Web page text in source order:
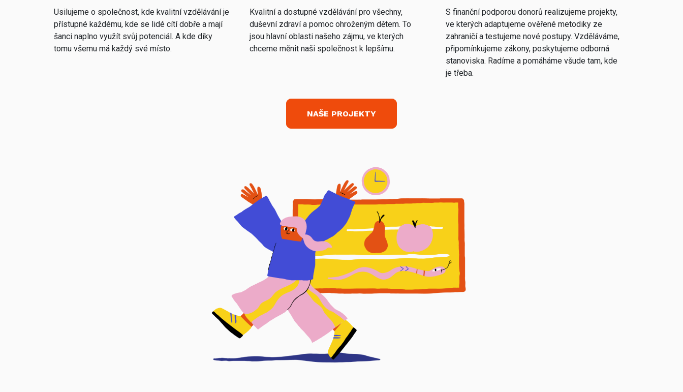
Usilujeme o společnost, kde kvalitní vzdělávání je
přístupné každému, kde se lidé cítí dobře a mají
šanci naplno využít svůj potenciál. A kde díky
tomu všemu má každý své místo.
Kvalitní a dostupné vzdělávání pro všechny,
duševní zdraví a pomoc ohroženým dětem. To
jsou hlavní oblasti našeho zájmu, ve kterých
chceme měnit naši společnost k lepšímu.
S finanční podporou donorů realizujeme projekty,
ve kterých adaptujeme ověřené metodiky ze
zahraničí a testujeme nové postupy. Vzděláváme,
připomínkujeme zákony, poskytujeme odborná
stanoviska. Radíme a pomáháme všude tam, kde
je třeba.
NAŠE PROJEKTY